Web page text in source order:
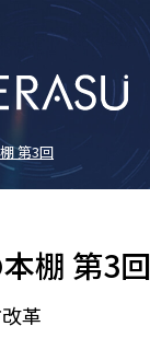
第3回
棚 第3回
革